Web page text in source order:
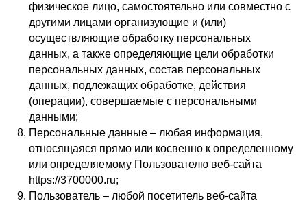
физическое лицо, самостоятельно или совместно с
другими лицами организующие и (или)
осуществляющие обработку персональных
данных, а также определяющие цели обработки
персональных данных, состав персональных
данных, подлежащих обработке, действия
(операции), совершаемые с персональными
данными;
Персональные данные – любая информация,
относящаяся прямо или косвенно к определенному
или определяемому Пользователю веб-сайта
https://3700000.ru;
Пользователь – любой посетитель веб-сайта